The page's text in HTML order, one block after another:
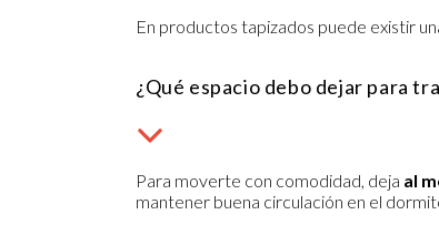
En productos tapizados puede existir
¿Qué espacio debo dejar para
Para moverte con comodidad, deja al
mantener buena circulación en el